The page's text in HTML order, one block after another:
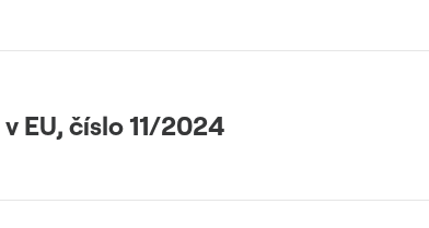
EU, číslo 11/2024